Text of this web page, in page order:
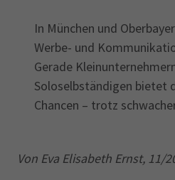
In München und
Werbe- und
Gerade
Soloselbständigen bietet
Chancen – trotz
Von Eva Elisabeth Ernst, 11/